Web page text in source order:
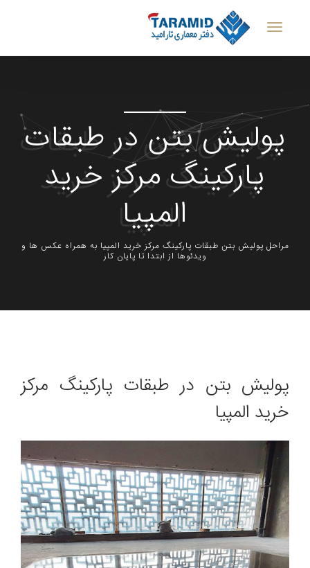
پولیش بتن در طبقات
پارکینگ مرکز خرید
المپیا
مراحل پولیش بتن طبقات پارکینگ مرکز خرید المپیا به همراه عکس ها و
ویدئوها از ابتدا تا پایان کار
پولیش بتن در طبقات پارکینگ مرکز
خرید المپیا